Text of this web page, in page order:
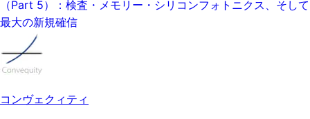
（Part 5）：検査・メモリー・シリコンフォトニクス、そして
最大の新規確信
コンヴェクィティ